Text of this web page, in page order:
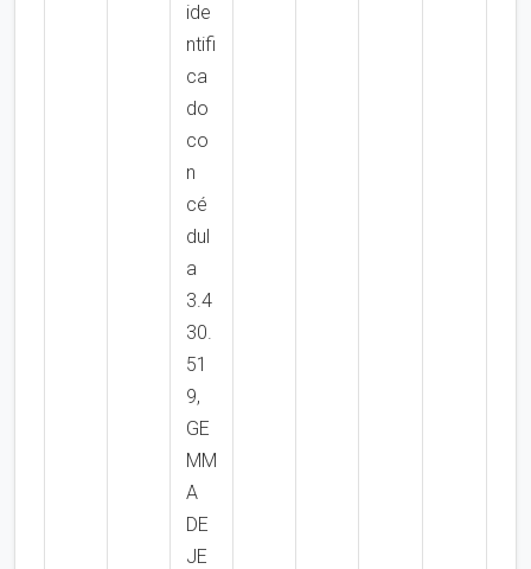
ide
ntifi
ca
do
co
n
cé
dul
a
3.4
30.
51
9,
GE
MM
A
DE
JE